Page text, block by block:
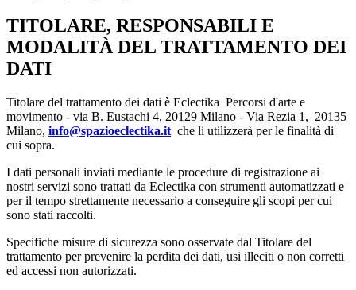
TITOLARE, RESPONSABILI E
MODALITÀ DEL TRATTAMENTO DEI
DATI
Titolare del trattamento dei dati è Eclectika Percorsi d'arte e
movimento - via B. Eustachi 4, 20129 Milano - Via Rezia 1, 20135
Milano, info@spazioeclectika.it che li utilizzerà per le finalità di
cui sopra.
I dati personali inviati mediante le procedure di registrazione ai
nostri servizi sono trattati da Eclectika con strumenti automatizzati e
per il tempo strettamente necessario a conseguire gli scopi per cui
sono stati raccolti.
Specifiche misure di sicurezza sono osservate dal Titolare del
trattamento per prevenire la perdita dei dati, usi illeciti o non corretti
ed accessi non autorizzati.